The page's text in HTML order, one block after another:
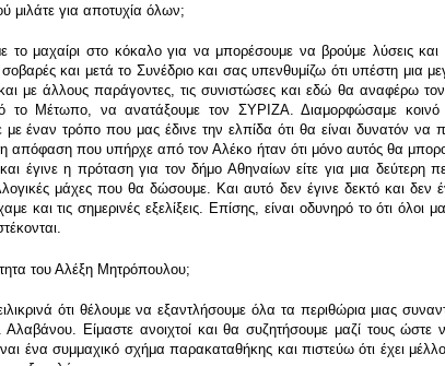
για αποτυχία όλων;
μαχαίρι στο κόκαλο για να μπορέσουμε να βρούμε λύσεις
και μετά το Συνέδριο και σας υπενθυμίζω ότι υπέστη μια
με άλλους παράγοντες, τις συνιστώσες και εδώ θα αναφέρω
Μέτωπο, να ανατάξουμε τον ΣΥΡΙΖΑ. Διαμορφώσαμε κοινό
έναν τρόπο που μας έδινε την ελπίδα ότι θα είναι δυνατόν να
η απόφαση που υπήρχε από τον Αλέκο ήταν ότι μόνο αυτός θα
έγινε η πρόταση για τον δήμο Αθηναίων είτε για μια
μάχες που θα δώσουμε. Και αυτό δεν έγινε δεκτό και δεν
και τις σημερινές εξελίξεις. Επίσης, είναι οδυνηρό το ότι
του Αλέξη Μητρόπουλου;
ότι θέλουμε να εξαντλήσουμε όλα τα περιθώρια μιας
Αλαβάνου. Είμαστε ανοιχτοί και θα συζητήσουμε μαζί τους
ένα συμμαχικό σχήμα παρακαταθήκης και πιστεύω ότι έχει